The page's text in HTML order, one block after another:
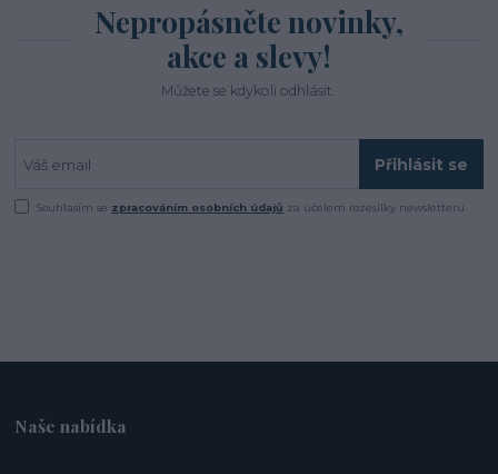
Nepropásněte novinky,
akce a slevy!
Můžete se kdykoli odhlásit.
Přihlásit se
Souhlasím se zpracováním osobních údajů za účelem rozesílky newsletteru.
Naše nabídka